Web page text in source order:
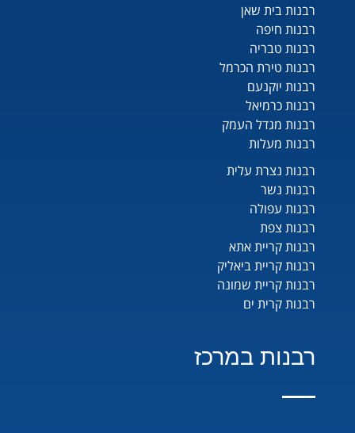
רבנות בית שאן
רבנות חיפה
רבנות טבריה
רבנות טירת הכרמל
רבנות יוקנעם
רבנות כרמיאל
רבנות מגדל העמק
רבנות מעלות
רבנות נצרת עלית
רבנות נשר
רבנות עפולה
רבנות צפת
רבנות קריית אתא
רבנות קריית ביאליק
רבנות קריית שמונה
רבנות קרית ים
רבנות במרכז